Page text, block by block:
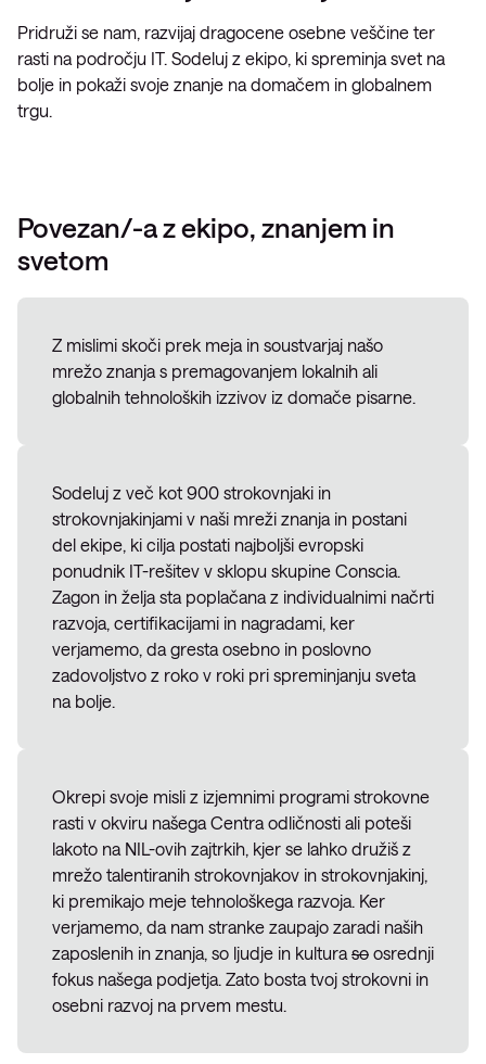
Pridruži se nam, razvijaj dragocene osebne veščine ter
rasti na področju IT. Sodeluj z ekipo, ki spreminja svet na
bolje in pokaži svoje znanje na domačem in globalnem
trgu.
Povezan/-a z ekipo, znanjem in
svetom
Z mislimi skoči prek meja in soustvarjaj našo
mrežo znanja s premagovanjem lokalnih ali
globalnih tehnoloških izzivov iz domače pisarne.
Sodeluj z več kot 900 strokovnjaki in
strokovnjakinjami v naši mreži znanja in postani
del ekipe, ki cilja postati najboljši evropski
ponudnik IT-rešitev v sklopu skupine Conscia.
Zagon in želja sta poplačana z individualnimi načrti
razvoja, certifikacijami in nagradami, ker
verjamemo, da gresta osebno in poslovno
zadovoljstvo z roko v roki pri spreminjanju sveta
na bolje.
Okrepi svoje misli z izjemnimi programi strokovne
rasti v okviru našega Centra odličnosti ali poteši
lakoto na NIL-ovih zajtrkih, kjer se lahko družiš z
mrežo talentiranih strokovnjakov in strokovnjakinj,
ki premikajo meje tehnološkega razvoja. Ker
verjamemo, da nam stranke zaupajo zaradi naših
zaposlenih in znanja, so ljudje in kultura so osrednji
fokus našega podjetja. Zato bosta tvoj strokovni in
osebni razvoj na prvem mestu.